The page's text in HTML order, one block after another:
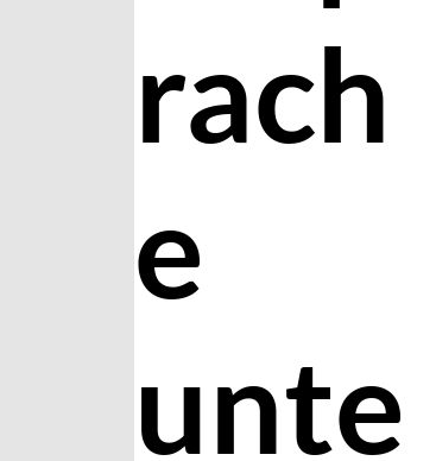
rach
e
unte